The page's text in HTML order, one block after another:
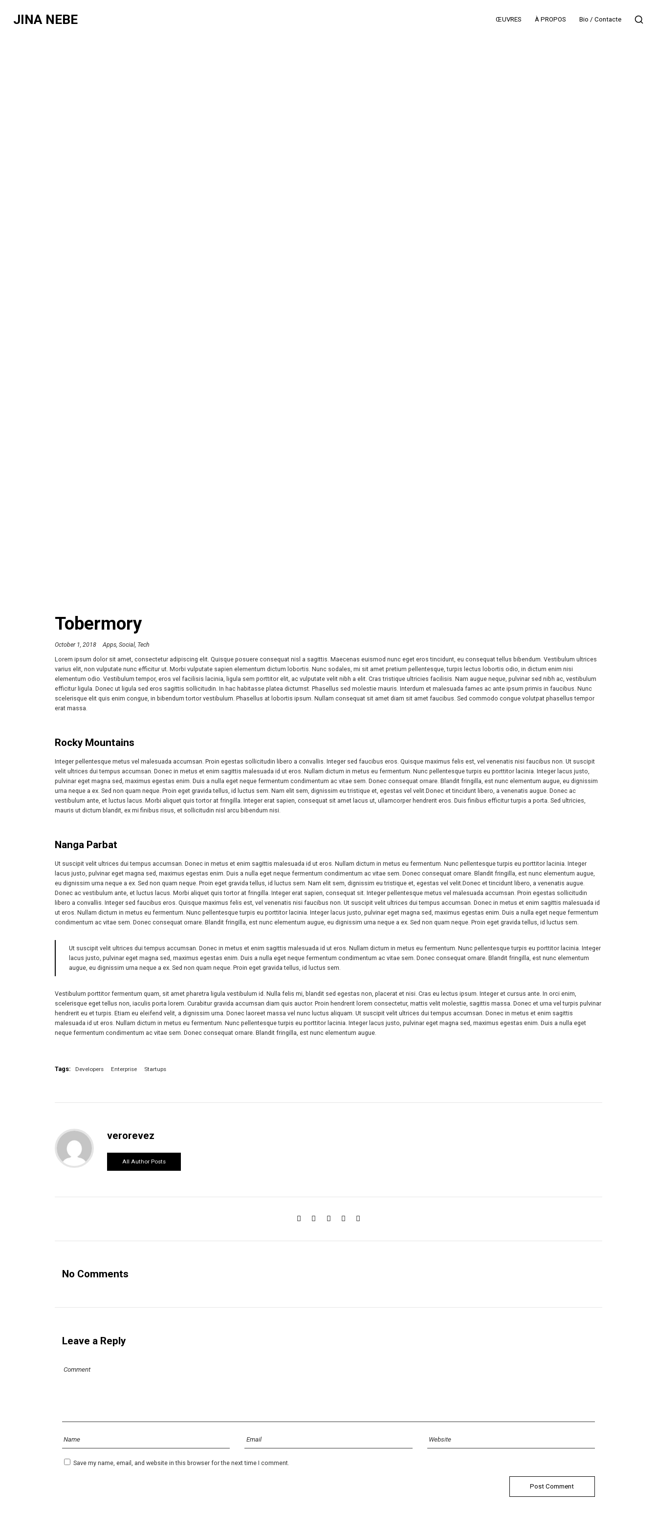
JINA NEBE ŒUVRES À PROPOS Bio / Contacte
Tobermory
October 1, 2018 Apps Social Tech
Lorem ipsum dolor sit amet, consectetur adipiscing elit. Quisque posuere consequat nisl a sagittis. Maecenas euismod nunc eget eros tincidunt, eu consequat tellus bibendum. Vestibulum ultrices
varius elit, non vulputate nunc efficitur ut. Morbi vulputate sapien elementum dictum lobortis. Nunc sodales, mi sit amet pretium pellentesque, turpis lectus lobortis odio, in dictum enim nisi
elementum odio. Vestibulum tempor, eros vel facilisis lacinia, ligula sem porttitor elit, ac vulputate velit nibh a elit. Cras tristique ultricies facilisis. Nam augue neque, pulvinar sed nibh ac, vestibulum
efficitur ligula. Donec ut ligula sed eros sagittis sollicitudin. In hac habitasse platea dictumst. Phasellus sed molestie mauris. Interdum et malesuada fames ac ante ipsum primis in faucibus. Nunc
scelerisque elit quis enim congue, in bibendum tortor vestibulum. Phasellus at lobortis ipsum. Nullam consequat sit amet diam sit amet faucibus. Sed commodo congue volutpat phasellus tempor
erat massa.
Rocky Mountains
Integer pellentesque metus vel malesuada accumsan. Proin egestas sollicitudin libero a convallis. Integer sed faucibus eros. Quisque maximus felis est, vel venenatis nisi faucibus non. Ut suscipit
velit ultrices dui tempus accumsan. Donec in metus et enim sagittis malesuada id ut eros. Nullam dictum in metus eu fermentum. Nunc pellentesque turpis eu porttitor lacinia. Integer lacus justo,
pulvinar eget magna sed, maximus egestas enim. Duis a nulla eget neque fermentum condimentum ac vitae sem. Donec consequat ornare. Blandit fringilla, est nunc elementum augue, eu dignissim
urna neque a ex. Sed non quam neque. Proin eget gravida tellus, id luctus sem. Nam elit sem, dignissim eu tristique et, egestas vel velit.Donec et tincidunt libero, a venenatis augue. Donec ac
vestibulum ante, et luctus lacus. Morbi aliquet quis tortor at fringilla. Integer erat sapien, consequat sit amet lacus ut, ullamcorper hendrerit eros. Duis finibus efficitur turpis a porta. Sed ultricies,
mauris ut dictum blandit, ex mi finibus risus, et sollicitudin nisl arcu bibendum nisi.
Nanga Parbat
Ut suscipit velit ultrices dui tempus accumsan. Donec in metus et enim sagittis malesuada id ut eros. Nullam dictum in metus eu fermentum. Nunc pellentesque turpis eu porttitor lacinia. Integer
lacus justo, pulvinar eget magna sed, maximus egestas enim. Duis a nulla eget neque fermentum condimentum ac vitae sem. Donec consequat ornare. Blandit fringilla, est nunc elementum augue,
eu dignissim urna neque a ex. Sed non quam neque. Proin eget gravida tellus, id luctus sem. Nam elit sem, dignissim eu tristique et, egestas vel velit.Donec et tincidunt libero, a venenatis augue.
Donec ac vestibulum ante, et luctus lacus. Morbi aliquet quis tortor at fringilla. Integer erat sapien, consequat sit. Integer pellentesque metus vel malesuada accumsan. Proin egestas sollicitudin
libero a convallis. Integer sed faucibus eros. Quisque maximus felis est, vel venenatis nisi faucibus non. Ut suscipit velit ultrices dui tempus accumsan. Donec in metus et enim sagittis malesuada id
ut eros. Nullam dictum in metus eu fermentum. Nunc pellentesque turpis eu porttitor lacinia. Integer lacus justo, pulvinar eget magna sed, maximus egestas enim. Duis a nulla eget neque fermentum
condimentum ac vitae sem. Donec consequat ornare. Blandit fringilla, est nunc elementum augue, eu dignissim urna neque a ex. Sed non quam neque. Proin eget gravida tellus, id luctus sem.
Ut suscipit velit ultrices dui tempus accumsan. Donec in metus et enim sagittis malesuada id ut eros. Nullam dictum in metus eu fermentum. Nunc pellentesque turpis eu porttitor lacinia. Integer
lacus justo, pulvinar eget magna sed, maximus egestas enim. Duis a nulla eget neque fermentum condimentum ac vitae sem. Donec consequat ornare. Blandit fringilla, est nunc elementum
augue, eu dignissim urna neque a ex. Sed non quam neque. Proin eget gravida tellus, id luctus sem.
Vestibulum porttitor fermentum quam, sit amet pharetra ligula vestibulum id. Nulla felis mi, blandit sed egestas non, placerat et nisi. Cras eu lectus ipsum. Integer et cursus ante. In orci enim,
scelerisque eget tellus non, iaculis porta lorem. Curabitur gravida accumsan diam quis auctor. Proin hendrerit lorem consectetur, mattis velit molestie, sagittis massa. Donec et urna vel turpis pulvinar
hendrerit eu et turpis. Etiam eu eleifend velit, a dignissim urna. Donec laoreet massa vel nunc luctus aliquam. Ut suscipit velit ultrices dui tempus accumsan. Donec in metus et enim sagittis
malesuada id ut eros. Nullam dictum in metus eu fermentum. Nunc pellentesque turpis eu porttitor lacinia. Integer lacus justo, pulvinar eget magna sed, maximus egestas enim. Duis a nulla eget
neque fermentum condimentum ac vitae sem. Donec consequat ornare. Blandit fringilla, est nunc elementum augue.
Tags: Developers Enterprise Startups
verorevez
All Author Posts
No Comments
Leave a Reply
Save my name, email, and website in this browser for the next time I comment.